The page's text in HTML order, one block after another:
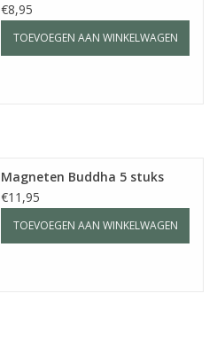
€8,95
TOEVOEGEN AAN WINKELWAGEN
Magneten Buddha 5 stuks
€11,95
TOEVOEGEN AAN WINKELWAGEN